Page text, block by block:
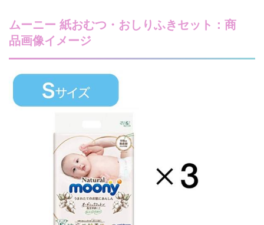
ムーニー 紙おむつ・おしりふきセット：商
品画像イメージ